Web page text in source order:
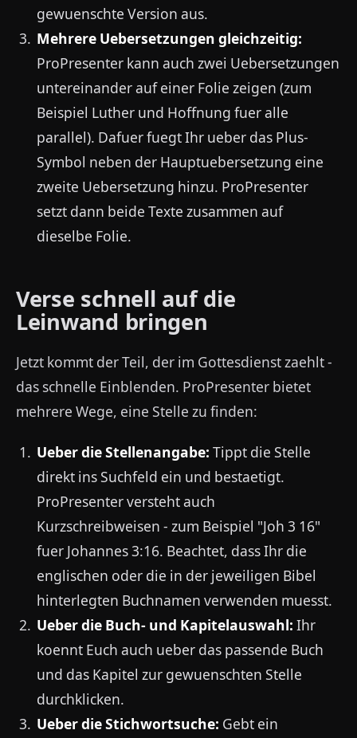
gewuenschte Version aus.
Mehrere Uebersetzungen gleichzeitig:
ProPresenter kann auch zwei Uebersetzungen
untereinander auf einer Folie zeigen (zum
Beispiel Luther und Hoffnung fuer alle
parallel). Dafuer fuegt Ihr ueber das Plus-
Symbol neben der Hauptuebersetzung eine
zweite Uebersetzung hinzu. ProPresenter
setzt dann beide Texte zusammen auf
dieselbe Folie.
Verse schnell auf die
Leinwand bringen
Jetzt kommt der Teil, der im Gottesdienst zaehlt -
das schnelle Einblenden. ProPresenter bietet
mehrere Wege, eine Stelle zu finden:
Ueber die Stellenangabe: Tippt die Stelle
direkt ins Suchfeld ein und bestaetigt.
ProPresenter versteht auch
Kurzschreibweisen - zum Beispiel "Joh 3 16"
fuer Johannes 3:16. Beachtet, dass Ihr die
englischen oder die in der jeweiligen Bibel
hinterlegten Buchnamen verwenden muesst.
Ueber die Buch- und Kapitelauswahl: Ihr
koennt Euch auch ueber das passende Buch
und das Kapitel zur gewuenschten Stelle
durchklicken.
Ueber die Stichwortsuche: Gebt ein